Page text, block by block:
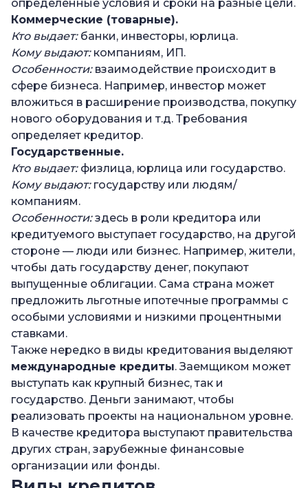
определенные условия и сроки на разные цели.
Коммерческие (товарные).
Кто выдает:банки, инвесторы, юрлица.
Кому выдают: компаниям, ИП.
Особенности: взаимодействие происходит в
сфере бизнеса. Например, инвестор может
вложиться в расширение производства, покупку
нового оборудования и т.д. Требования
определяет кредитор.
Государственные.
Кто выдает:физлица, юрлица или государство.
Кому выдают:государству или людям/
компаниям.
Особенности:здесь в роли кредитора или
кредитуемого выступает государство, на другой
стороне — люди или бизнес. Например, жители,
чтобы дать государству денег, покупают
выпущенные облигации. Сама страна может
предложить льготные ипотечные программы с
особыми условиями и низкими процентными
ставками.
Также нередко в виды кредитования выделяют
международные кредиты. Заемщиком может
выступать как крупный бизнес, так и
государство. Деньги занимают, чтобы
реализовать проекты на национальном уровне.
В качестве кредитора выступают правительства
других стран, зарубежные финансовые
организации или фонды.